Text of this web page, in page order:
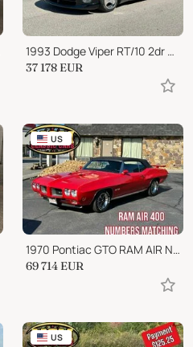
1993 Dodge Viper RT/10 2dr Convertible
37 178 EUR
US
1970 Pontiac GTO RAM AIR NUMBERS MATCHING!!
69 714 EUR
US